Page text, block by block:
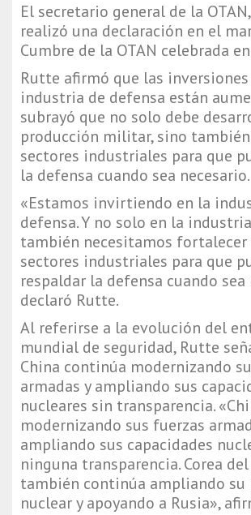
El secretario general de la
realizó una declaración en el
Cumbre de la OTAN celebrada
Rutte afirmó que las
industria de defensa están
subrayó que no solo debe
producción militar, sino
sectores industriales para que
la defensa cuando sea necesario.
«Estamos invirtiendo en la
defensa. Y no solo en la
también necesitamos
sectores industriales para que
respaldar la defensa cuando sea
declaró Rutte.
Al referirse a la evolución del
mundial de seguridad, Rutte
China continúa modernizando
armadas y ampliando sus
nucleares sin transparencia.
modernizando sus fuerzas
ampliando sus capacidades
ninguna transparencia. Corea
también continúa ampliando su
nuclear y apoyando a Rusia»,